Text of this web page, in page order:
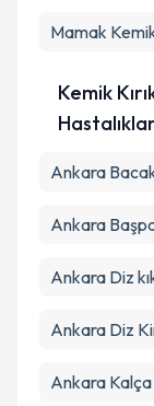
Mamak
Kemik
Ankara Bacak
Ankara
Ankara Diz
Ankara Diz
Ankara